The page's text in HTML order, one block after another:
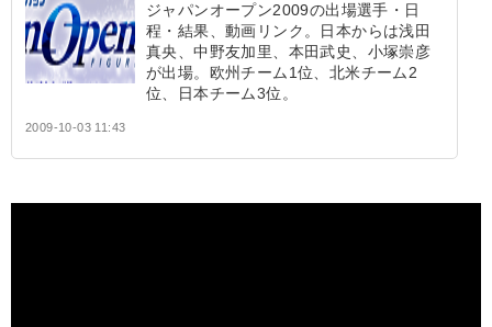
ジャパンオープン2009の出場選手・日
程・結果、動画リンク。日本からは浅田
真央、中野友加里、本田武史、小塚崇彦
が出場。欧州チーム1位、北米チーム2
位、日本チーム3位。
2009-10-03 11:43